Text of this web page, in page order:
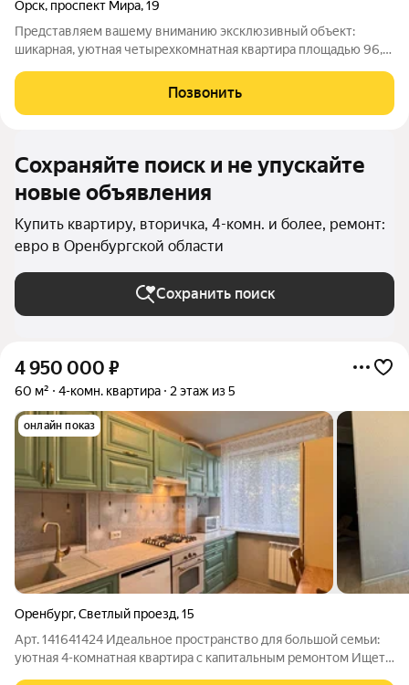
Орск, проспект Мира,19
Представляем вашему вниманию эксклюзивный объект:
шикарная, уютная четырехкомнатная квартира площадью 96,8
дома, ( СТАЛИНКА), с железобетонными перекрытиями,
расположенного по адресу: город
Позвонить
Сохраняйте поиск и не упускайте
новые объявления
Купить квартиру, вторичка, 4-комн. и более, ремонт:
евро в Оренбургской области
Сохранить поиск
4 950 000 ₽
60 м² 4-комн. квартира 2 этаж из 5
онлайн показ
Оренбург,Светлый проезд,15
Арт. 141641424 Идеальное пространство для большой семьи:
уютная 4-комнатная квартира с капитальным ремонтом Ищете